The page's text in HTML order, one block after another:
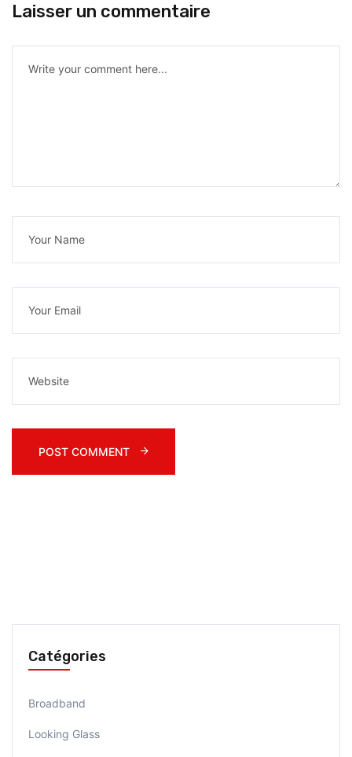
Laisser un commentaire
Catégories
Broadband
Looking Glass